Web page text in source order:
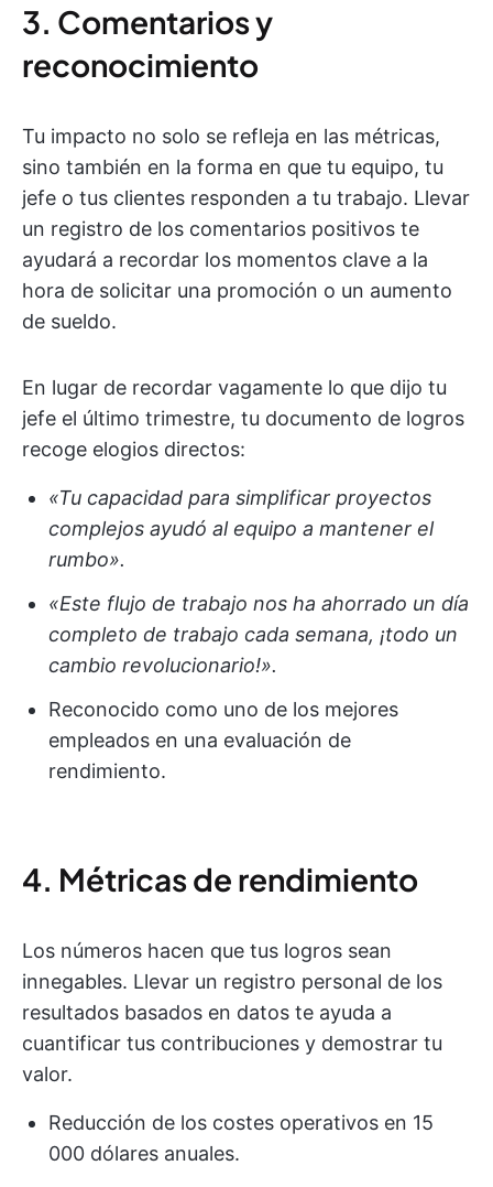
3. Comentarios y
reconocimiento
Tu impacto no solo se refleja en las métricas,
sino también en la forma en que tu equipo, tu
jefe o tus clientes responden a tu trabajo. Llevar
un registro de los comentarios positivos te
ayudará a recordar los momentos clave a la
hora de solicitar una promoción o un aumento
de sueldo.
En lugar de recordar vagamente lo que dijo tu
jefe el último trimestre, tu documento de logros
recoge elogios directos:
«Tu capacidad para simplificar proyectos
complejos ayudó al equipo a mantener el
rumbo».
«Este flujo de trabajo nos ha ahorrado un día
completo de trabajo cada semana, ¡todo un
cambio revolucionario!».
Reconocido como uno de los mejores
empleados en una evaluación de
rendimiento.
4. Métricas de rendimiento
Los números hacen que tus logros sean
innegables. Llevar un registro personal de los
resultados basados en datos te ayuda a
cuantificar tus contribuciones y demostrar tu
valor.
Reducción de los costes operativos en 15
000 dólares anuales.